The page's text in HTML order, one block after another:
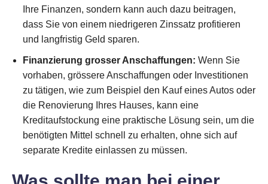
Ihre Finanzen, sondern kann auch dazu beitragen,
dass Sie von einem niedrigeren Zinssatz profitieren
und langfristig Geld sparen.
Finanzierung grosser Anschaffungen: Wenn Sie
vorhaben, grössere Anschaffungen oder Investitionen
zu tätigen, wie zum Beispiel den Kauf eines Autos oder
die Renovierung Ihres Hauses, kann eine
Kreditaufstockung eine praktische Lösung sein, um die
benötigten Mittel schnell zu erhalten, ohne sich auf
separate Kredite einlassen zu müssen.